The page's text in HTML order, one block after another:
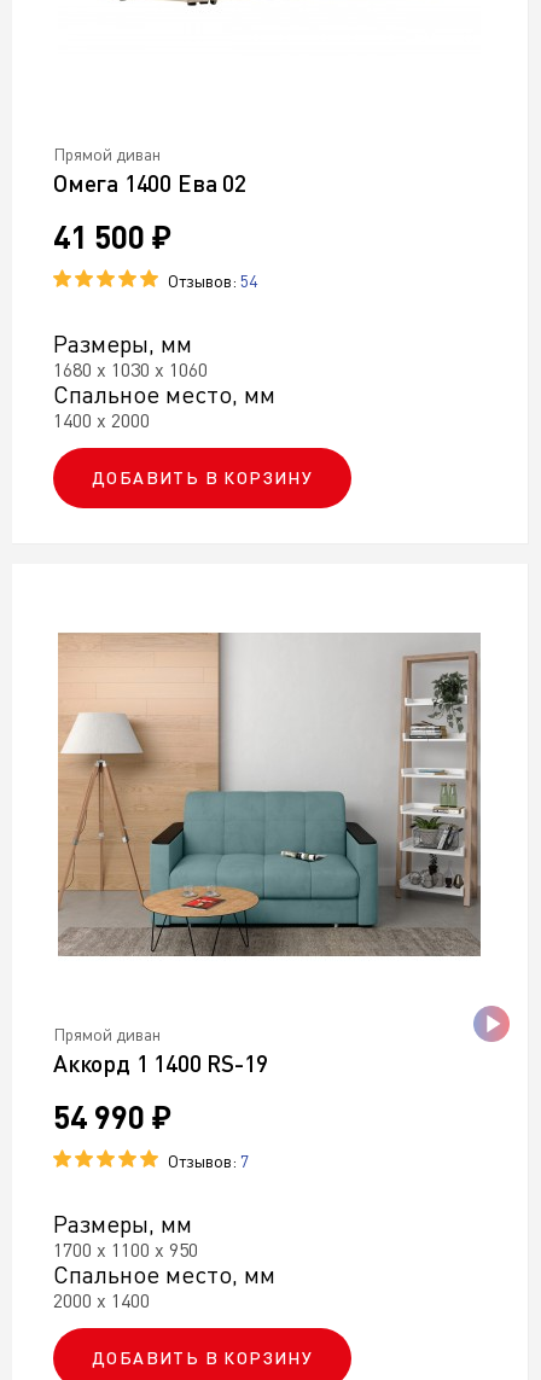
Прямой диван
Омега 1400 Ева 02
41 500 ₽
Отзывов: 54
Размеры, мм
1680 х 1030 х 1060
Спальное место, мм
1400 х 2000
ДОБАВИТЬ В КОРЗИНУ
Прямой диван
Аккорд 1 1400 RS-19
54 990 ₽
Отзывов: 7
Размеры, мм
1700 х 1100 х 950
Спальное место, мм
2000 х 1400
ДОБАВИТЬ В КОРЗИНУ